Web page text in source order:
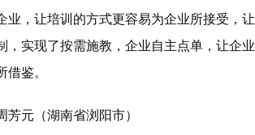
业，让培训的方式更容易为企业所接受，
，实现了按需施教，企业自主点单，让企
借鉴。
芳元（湖南省浏阳市）